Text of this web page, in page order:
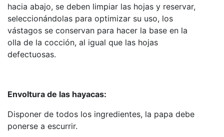
hacia abajo, se deben limpiar las hojas y reservar,
seleccionándolas para optimizar su uso, los
vástagos se conservan para hacer la base en la
olla de la cocción, al igual que las hojas
defectuosas.
Envoltura de las hayacas:
Disponer de todos los ingredientes, la papa debe
ponerse a escurrir.